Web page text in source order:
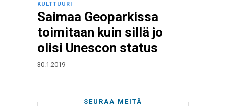
KULTTUURI
Saimaa Geoparkissa
toimitaan kuin sillä jo
olisi Unescon status
30.1.2019
SEURAA MEITÄ